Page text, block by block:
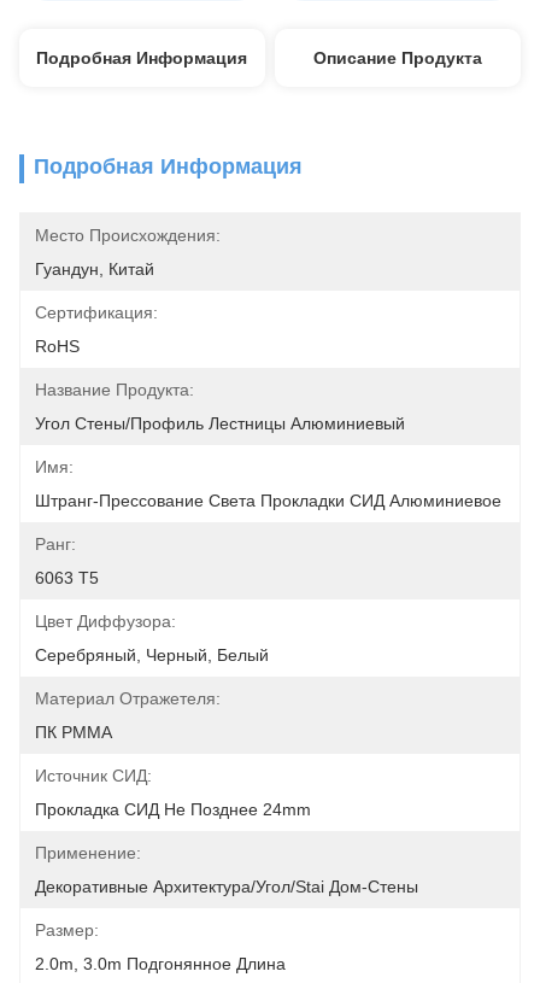
Подробная Информация Описание Продукта
Подробная Информация
Место Происхождения:
Гуандун, Китай
Сертификация:
RoHS
Название Продукта:
Угол Стены/профиль Лестницы Алюминиевый
Имя:
Штранг-Прессование Света Прокладки СИД Алюминиевое
Ранг:
6063 T5
Цвет Диффузора:
Серебряный, Черный, Белый
Материал Отражетеля:
ПК PMMA
Источник СИД:
Прокладка СИД Не Позднее 24mm
Применение:
Декоративные Архитектура/угол/Stai Дом-Стены
Размер:
2.0m, 3.0m Подгонянное Длина